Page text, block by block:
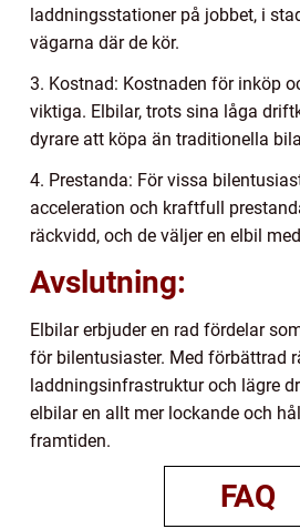
laddningsstationer på jobbet, i
vägarna där de kör.
3. Kostnad: Kostnaden för inköp
viktiga. Elbilar, trots sina låga
dyrare att köpa än traditionella
4. Prestanda: För vissa
acceleration och kraftfull
räckvidd, och de väljer en elbil
Avslutning:
Elbilar erbjuder en rad fördelar
för bilentusiaster. Med förbättrad
laddningsinfrastruktur och lägre
elbilar en allt mer lockande och
framtiden.
FAQ